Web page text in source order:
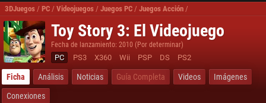
3DJuegos / PC / Videojuegos / Juegos PC / Juegos Acción /
Toy Story 3: El Videojuego
Fecha de lanzamiento: 2010 (Por determinar)
PC PS3 X360 Wii PSP DS PS2
Ficha Análisis Noticias Guía Completa Videos
Imágenes
Conexiones